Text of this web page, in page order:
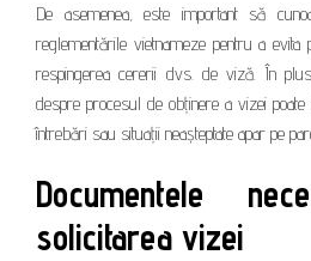
De asemenea, este important să
reglementările vietnameze pentru a evita
respingerea cererii dvs. de viză. În
despre procesul de obținere a vizei
întrebări sau situații neașteptate apar pe
Documentele
solicitarea vizei